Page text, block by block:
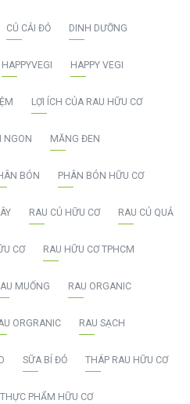
CỦ CẢI ĐỎ DINH DƯỠNG
HAPPYVEGI HAPPY VEGI
LỢI ÍCH CỦA RAU HỮU CƠ
NGON MĂNG ĐEN
BÓN PHÂN BÓN HỮU CƠ
RAU CỦ HỮU CƠ RAU CỦ QUẢ
CƠ RAU HỮU CƠ TPHCM
MUỐNG RAU ORGANIC
ORGRANIC RAU SẠCH
SỮA BÍ ĐỎ THÁP RAU HỮU CƠ
THỰC PHẨM HỮU CƠ